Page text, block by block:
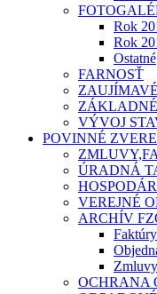
Rok
Rok
Ostatné
FARNOSŤ
VÝVOJ
POVINNÉ
ÚRADNÁ
VEREJNÉ
ARCHÍV
Faktúry
Zmluvy
OCHRANA